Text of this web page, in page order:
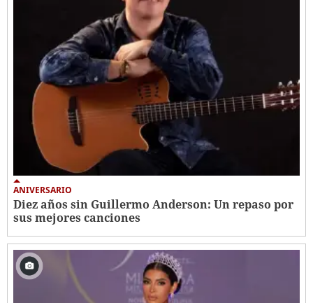
ANIVERSARIO
Diez años sin Guillermo Anderson: Un repaso por
sus mejores canciones